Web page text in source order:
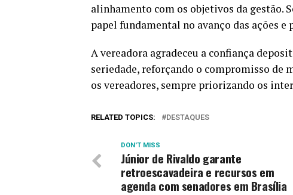
alinhamento com os objetivos da gestão.
papel fundamental no avanço das ações
A vereadora agradeceu a confiança
seriedade, reforçando o compromisso de
os vereadores, sempre priorizando os
RELATED TOPICS: DESTAQUES
DON'T MISS
Júnior de Rivaldo garante
retroescavadeira e recursos em
agenda com senadores em Brasília